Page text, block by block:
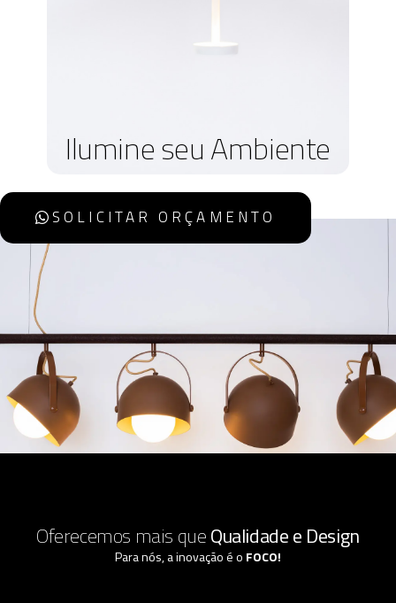
Ilumine seu Ambiente
SOLICITAR ORÇAMENTO
Oferecemos mais queQualidade e Design
Para nós, a inovação é o FOCO!